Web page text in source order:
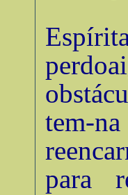
tem-
para